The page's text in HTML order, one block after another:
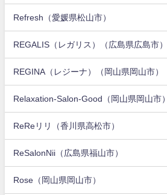
Refresh（愛媛県松山市）
REGALIS（レガリス）（広島県広島市）
REGINA（レジーナ）（岡山県岡山市）
Relaxation-Salon-Good（岡山県岡山市）
ReReリリ（香川県高松市）
ReSalonNii（広島県福山市）
Rose（岡山県岡山市）